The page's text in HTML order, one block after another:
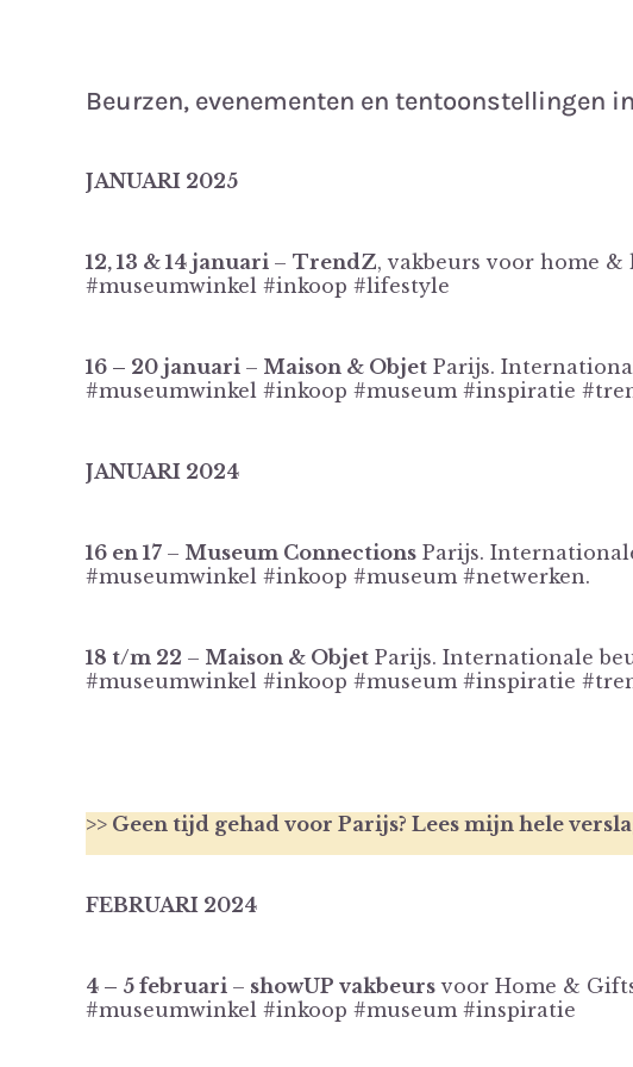
Beurzen, evenementen en tentoonstellingen
JANUARI 2025
12, 13 & 14 januari – TrendZ, vakbeurs voor home
#museumwinkel #inkoop #lifestyle
16 – 20 januari – Maison & Objet Parijs.
#museumwinkel #inkoop #museum #inspiratie
JANUARI 2024
16 en 17 – Museum Connections Parijs.
#museumwinkel #inkoop #museum #netwerken.
18 t/m 22 – Maison & Objet Parijs. Internationale
#museumwinkel #inkoop #museum #inspiratie
>> Geen tijd gehad voor Parijs? Lees mijn hele
FEBRUARI 2024
4 – 5 februari – showUP vakbeurs voor Home &
#museumwinkel #inkoop #museum #inspiratie